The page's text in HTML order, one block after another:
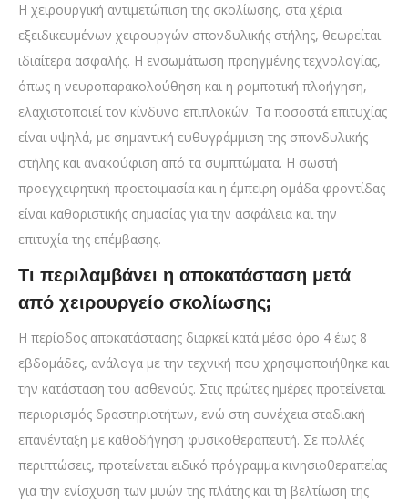
Η χειρουργική αντιμετώπιση της σκολίωσης, στα χέρια
εξειδικευμένων χειρουργών σπονδυλικής στήλης, θεωρείται
ιδιαίτερα ασφαλής. Η ενσωμάτωση προηγμένης τεχνολογίας,
όπως η νευροπαρακολούθηση και η ρομποτική πλοήγηση,
ελαχιστοποιεί τον κίνδυνο επιπλοκών. Τα ποσοστά επιτυχίας
είναι υψηλά, με σημαντική ευθυγράμμιση της σπονδυλικής
στήλης και ανακούφιση από τα συμπτώματα. Η σωστή
προεγχειρητική προετοιμασία και η έμπειρη ομάδα φροντίδας
είναι καθοριστικής σημασίας για την ασφάλεια και την
επιτυχία της επέμβασης.
Τι περιλαμβάνει η αποκατάσταση μετά
από χειρουργείο σκολίωσης;
Η περίοδος αποκατάστασης διαρκεί κατά μέσο όρο 4 έως 8
εβδομάδες, ανάλογα με την τεχνική που χρησιμοποιήθηκε και
την κατάσταση του ασθενούς. Στις πρώτες ημέρες προτείνεται
περιορισμός δραστηριοτήτων, ενώ στη συνέχεια σταδιακή
επανένταξη με καθοδήγηση φυσικοθεραπευτή. Σε πολλές
περιπτώσεις, προτείνεται ειδικό πρόγραμμα κινησιοθεραπείας
για την ενίσχυση των μυών της πλάτης και τη βελτίωση της